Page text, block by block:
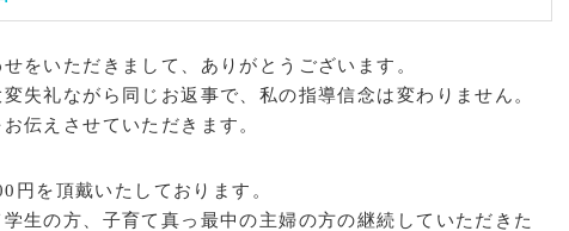
をいただきまして、ありがとうございます。
失礼ながら同じお返事で、私の指導信念は変わりません。
伝えさせていただきます。
円を頂戴いたしております。
生の方、子育て真っ最中の主婦の方の継続していただきた